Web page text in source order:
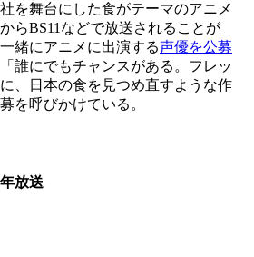
を舞台にした食がテーマのアニメ
らBS11などで放送されることが
緒にアニメに出演する声優を公募
誰にでもチャンスがある。フレッ
、日本の食を見つめ直すような作
を呼びかけている。
放送